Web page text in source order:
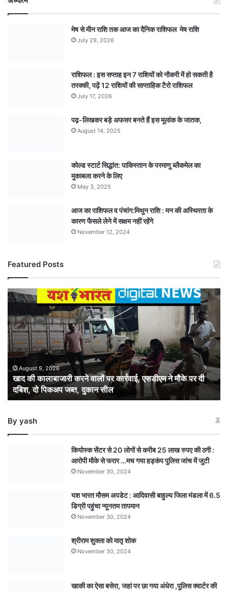
मेष से मीन राशि तक आज का दैनिक राशिफल मेष राशि
July 29, 2026
राशिफल : इस सप्ताह इन 7 राशियों को नौकरी में हो सकती है
तरक्की, पढ़ें 12 राशियों की साप्ताहिक टैरो राशिफल
July 17, 2026
पढ़-लिखकर बड़े अफसर बनते हैं इस मूलांक के जातक,
August 14, 2025
कोल्ड स्टार्ट सिद्धांत: पाकिस्तान के परमाणु ब्लैकमेल का
मुकाबला करने के लिए
May 3, 2025
आज का राशिफल व पंचांग:मिथुन राशि : मन की अस्थिरता के
कारण फैसले लेने में सक्षम नहीं रहेंगे
November 12, 2024
Featured Posts
खाद
की
कालाबाजारी
करने
वालों
पर
कार्रवाई,
एसडीएम
मौके
पर
दबिश,
August 9, 2026
खाद की कालाबाजारी करने वालों पर कार्रवाई, एसडीएम ने मौके पर दी
दबिश, दो पिकअप जब्त, दुकान सील
By yash
कियोस्क सेंटर से 20 लोगों से करीब 25 लाख रुपए की ठगी :
आरोपी मौके से फरार …मच गया हड़कंप पुलिस जांच में जुटी
November 30, 2024
यश भारत मौसम अपडेट : आदिवासी बाहुल्य जिला मंडला में 6.5
डिग्री पहुंचा न्यूनतम तापमान
November 30, 2024
श्रीराम शुक्ला को मातृ शोक
November 30, 2024
खाकी का ऐसा बसेरा, जहां पर छा गया अंधेरा ,पुलिस क्वार्टर की